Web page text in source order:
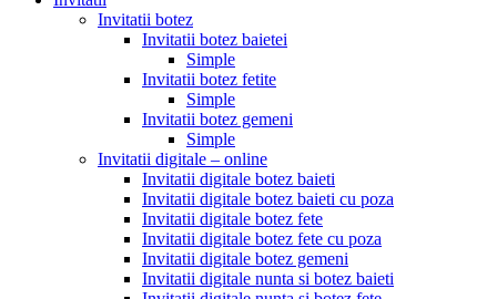
Invitatii botez
Invitatii botez baietei
Simple
Invitatii botez fetite
Simple
Invitatii botez gemeni
Simple
Invitatii digitale – online
Invitatii digitale botez baieti
Invitatii digitale botez baieti cu poza
Invitatii digitale botez fete
Invitatii digitale botez fete cu poza
Invitatii digitale botez gemeni
Invitatii digitale nunta si botez baieti